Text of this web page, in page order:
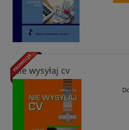
Nie wysyłaj cv